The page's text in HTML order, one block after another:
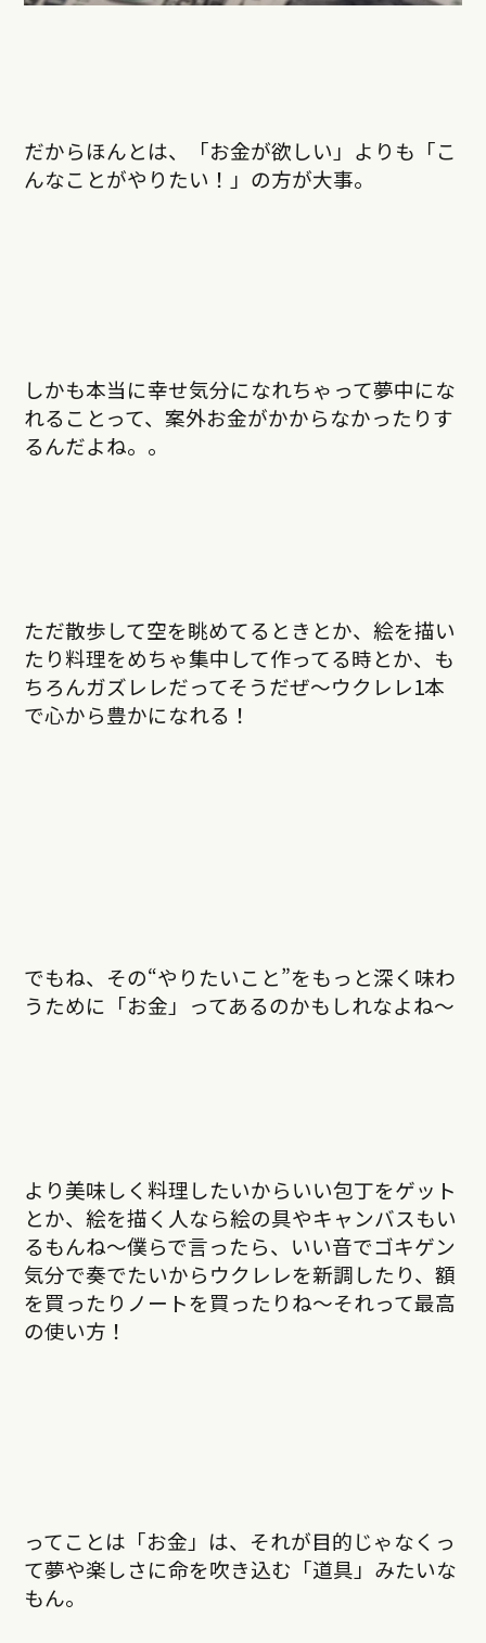
だからほんとは、「お金が欲しい」よりも「こ
んなことがやりたい！」の方が大事。
しかも本当に幸せ気分になれちゃって夢中にな
れることって、案外お金がかからなかったりす
るんだよね。。
ただ散歩して空を眺めてるときとか、絵を描い
たり料理をめちゃ集中して作ってる時とか、も
ちろんガズレレだってそうだぜ〜ウクレレ1本
で心から豊かになれる！
でもね、その“やりたいこと”をもっと深く味わ
うために「お金」ってあるのかもしれなよね〜
より美味しく料理したいからいい包丁をゲット
とか、絵を描く人なら絵の具やキャンバスもい
るもんね〜僕らで言ったら、いい音でゴキゲン
気分で奏でたいからウクレレを新調したり、額
を買ったりノートを買ったりね〜それって最高
の使い方！
ってことは「お金」は、それが目的じゃなくっ
て夢や楽しさに命を吹き込む「道具」みたいな
もん。